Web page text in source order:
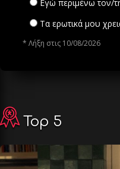
Εγώ περιμένω τον/
Τα ερωτικά μου
* Λήξη στις 10/08/2026
Top 5